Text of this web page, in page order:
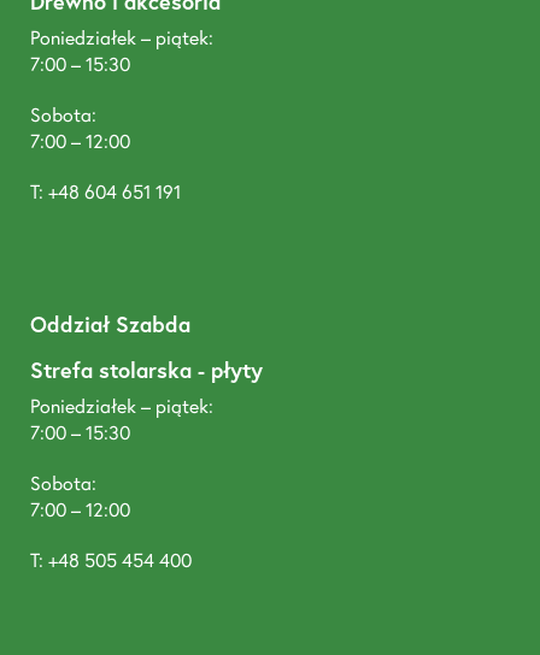
Poniedziałek – piątek:
7:00 – 15:30
Sobota:
7:00 – 12:00
T: +48 604 651 191
Oddział Szabda
Strefa stolarska - płyty
Poniedziałek – piątek:
7:00 – 15:30
Sobota:
7:00 – 12:00
T: +48 505 454 400